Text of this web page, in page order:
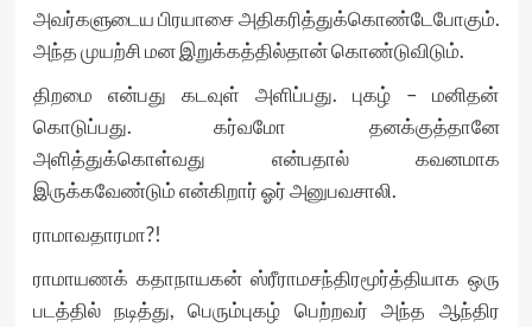
அவர்களுடைய பிரயாசை அதிகரித்துக்கொண்டேபோகும்.
அந்த முயற்சி மன இறுக்கத்தில்தான் கொண்டுவிடும்.
திறமை என்பது கடவுள் அளிப்பது. புகழ் – மனிதன்
கொடுப்பது. கர்வமோ தனக்குத்தானே
அளித்துக்கொள்வது என்பதால் கவனமாக
இருக்கவேண்டும் என்கிறார் ஓர் அனுபவசாலி.
ராமாவதாரமா?!
ராமாயணக் கதாநாயகன் ஸ்ரீராமசந்திரமூர்த்தியாக ஒரு
படத்தில் நடித்து, பெரும்புகழ் பெற்றவர் அந்த ஆந்திர